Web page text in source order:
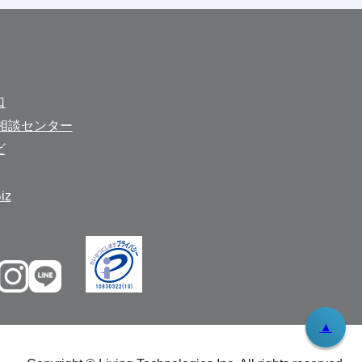
談センター
▲